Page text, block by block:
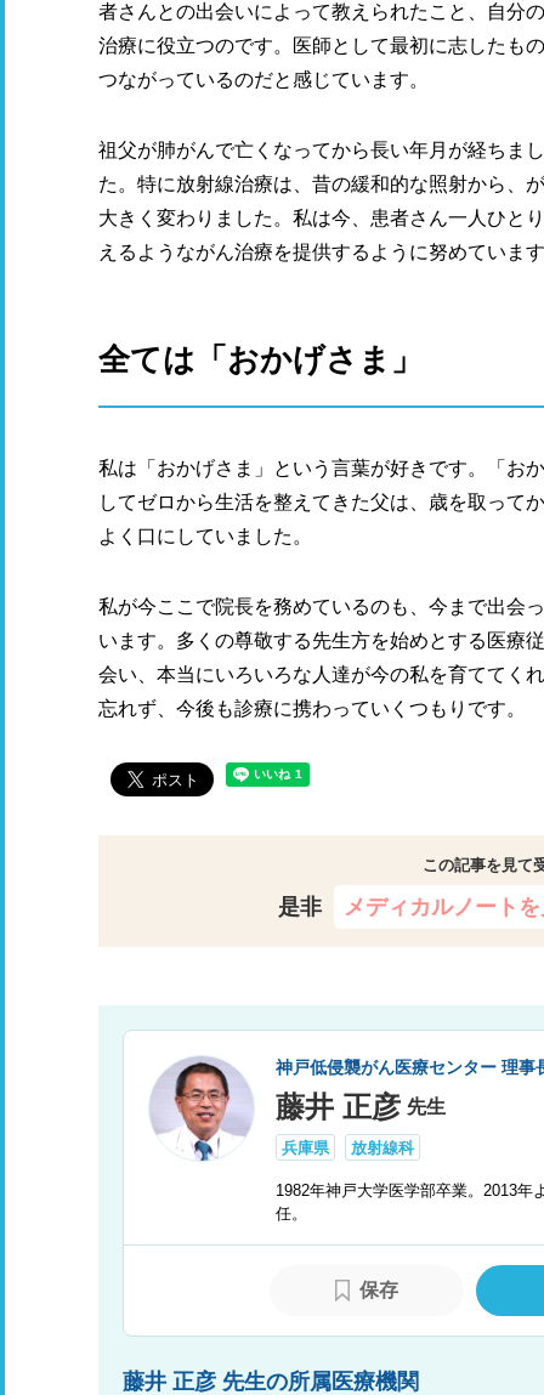
者さんとの出会いによって教えられたこと、自分
治療に役立つのです。医師として最初に志したも
つながっているのだと感じています。
祖父が肺がんで亡くなってから長い年月が経ちま
た。特に放射線治療は、昔の緩和的な照射から、
大きく変わりました。私は今、患者さん一人ひと
えるようながん治療を提供するように努めていま
全ては「おかげさま」
私は「おかげさま」という言葉が好きです。「お
してゼロから生活を整えてきた父は、歳を取っ
よく口にしていました。
私が今ここで院長を務めているのも、今まで出会
います。多くの尊敬する先生方を始めとする医療
会い、本当にいろいろな人達が今の私を育ててく
忘れず、今後も診療に携わっていくつもりです。
この記事を見て
是非 メディカルノート
神戸低侵襲がん医療センター 理
藤井 正彦 先生
兵庫県 放射線科
1982年神戸大学医学部卒業。2013年
任。
保存
藤井 正彦 先生の所属医療機関